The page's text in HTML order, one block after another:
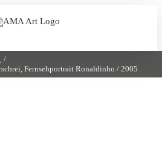
Fernsehportrait Ronaldinho / 2005